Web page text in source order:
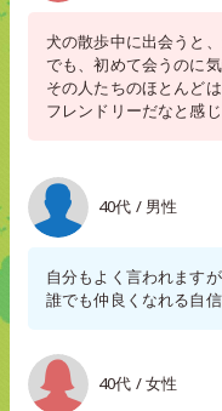
犬の散歩中に出会うと
でも、初めて会うのに
その人たちのほとんど
フレンドリーだなと感
40代 / 男性
自分もよく言われます
誰でも仲良くなれる自信
40代 / 女性